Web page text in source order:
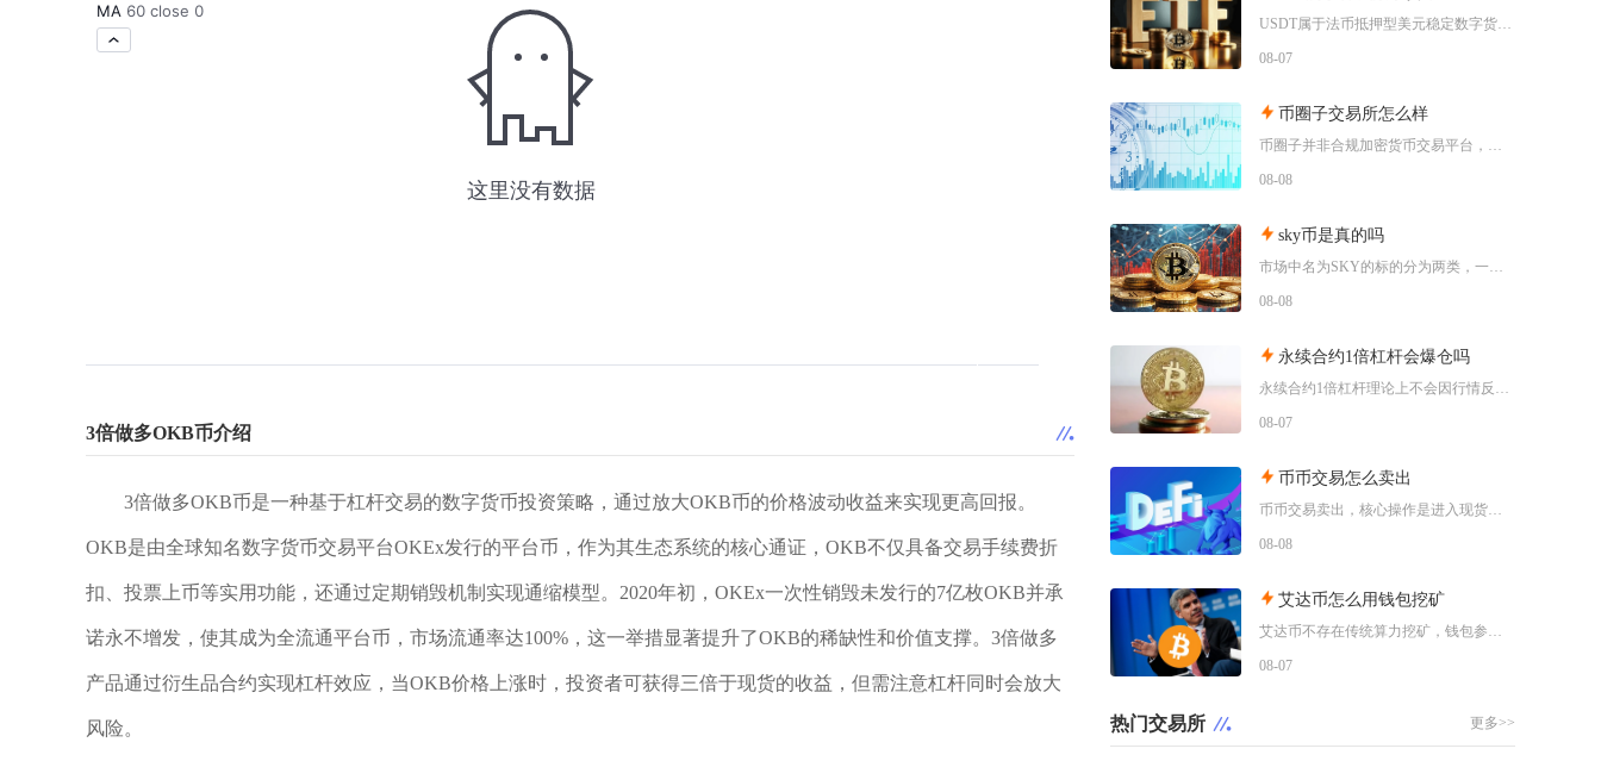
3倍做多OKB币介绍
3倍做多OKB币是一种基于杠杆交易的数字货币投资策略，通过放大OKB币的价格波动收益来实现更高回报。
OKB是由全球知名数字货币交易平台OKEx发行的平台币，作为其生态系统的核心通证，OKB不仅具备交易手续费折
扣、投票上币等实用功能，还通过定期销毁机制实现通缩模型。2020年初，OKEx一次性销毁未发行的7亿枚OKB并承
诺永不增发，使其成为全流通平台币，市场流通率达100%，这一举措显著提升了OKB的稀缺性和价值支撑。3倍做多
产品通过衍生品合约实现杠杆效应，当OKB价格上涨时，投资者可获得三倍于现货的收益，但需注意杠杆同时会放大
风险。
USDT属于法币抵押型美元稳定数字货币，业内统一称呼为泰达币，是整个加密市场流通量最高、使
08-07
币圈子交易所怎么样
币圈子并非合规加密货币交易平台，不能直接开展币币、法币兑换等实盘交易业务，本质是区块链行业
08-08
sky币是真的吗
市场中名为SKY的标的分为两类，一类是源自MakerDAO升级而来的SkyProtocol
08-08
永续合约1倍杠杆会爆仓吗
永续合约1倍杠杆理论上不会因行情反向波动直接爆仓，但长期持仓叠加手续费、资金费率持续消耗保
08-07
币币交易怎么卖出
币币交易卖出，核心操作是进入现货币币交易页面，选中对应交易对，选择市价单或限价单委托，完成
08-08
艾达币怎么用钱包挖矿
艾达币不存在传统算力挖矿，钱包参与挖矿实际是通过官方非托管钱包质押委托ADA到质押池获取区
08-07
热门交易所 更多>>